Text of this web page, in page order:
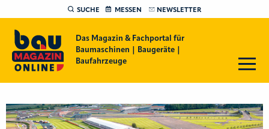
SUCHE MESSEN NEWSLETTER
Das Magazin & Fachportal für
Baumaschinen | Baugeräte |
Baufahrzeuge